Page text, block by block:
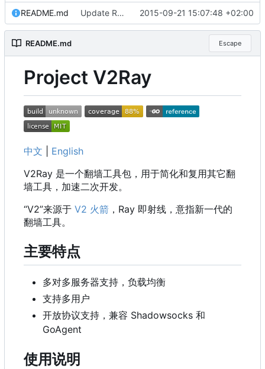
README.md Update README.md 2015-09-21 15:07:48 +02:00
README.md Escape
Project V2Ray
中文
English
V2Ray 是一个翻墙工具包，用于简化和复用其它翻
墙工具，加速二次开发。
“V2”来源于 V2 火箭 ，Ray 即射线，意指新一代的
翻墙工具。
主要特点
多对多服务器支持，负载均衡
支持多用户
开放协议支持，兼容 Shadowsocks 和
GoAgent
使用说明